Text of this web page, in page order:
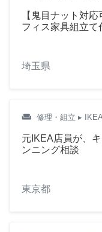
【鬼目ナット対
フィス家具組立て
埼玉県
weekend 修理・組立 ▸
元IKEA店員が、
ンニング相談
東京都